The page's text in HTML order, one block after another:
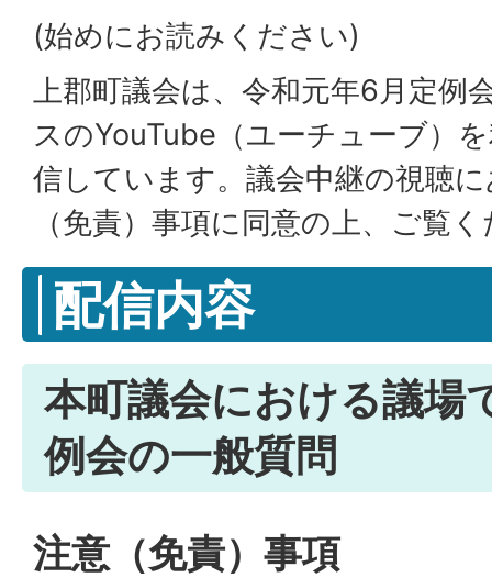
(始めにお読みください)
上郡町議会は、令和元年6月定例
スのYouTube（ユーチューブ）
信しています。議会中継の視聴
（免責）事項に同意の上、ご覧
配信内容
本町議会における議場
例会の一般質問
注意（免責）事項